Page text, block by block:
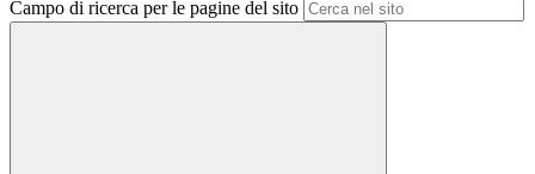
Campo di ricerca per le pagine del sito